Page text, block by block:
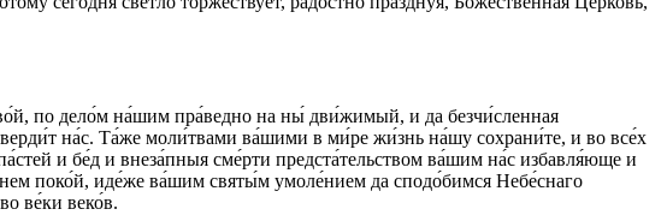
по дело́м на́шим пра́ведно на ны́ дви́жимый, и да безчи́сленная
на́с. Та́же моли́твами ва́шими в ми́ре жи́знь на́шу сохрани́те, и во все́х
и бе́д и внеза́пныя сме́рти предста́тельством ва́шим на́с избавля́юще и
поко́й, иде́же ва́шим святы́м умоле́нием да сподо́бимся Небе́снаго
ве́ки веко́в.